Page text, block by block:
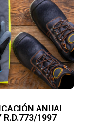
ANUAL
R.D.773/1997